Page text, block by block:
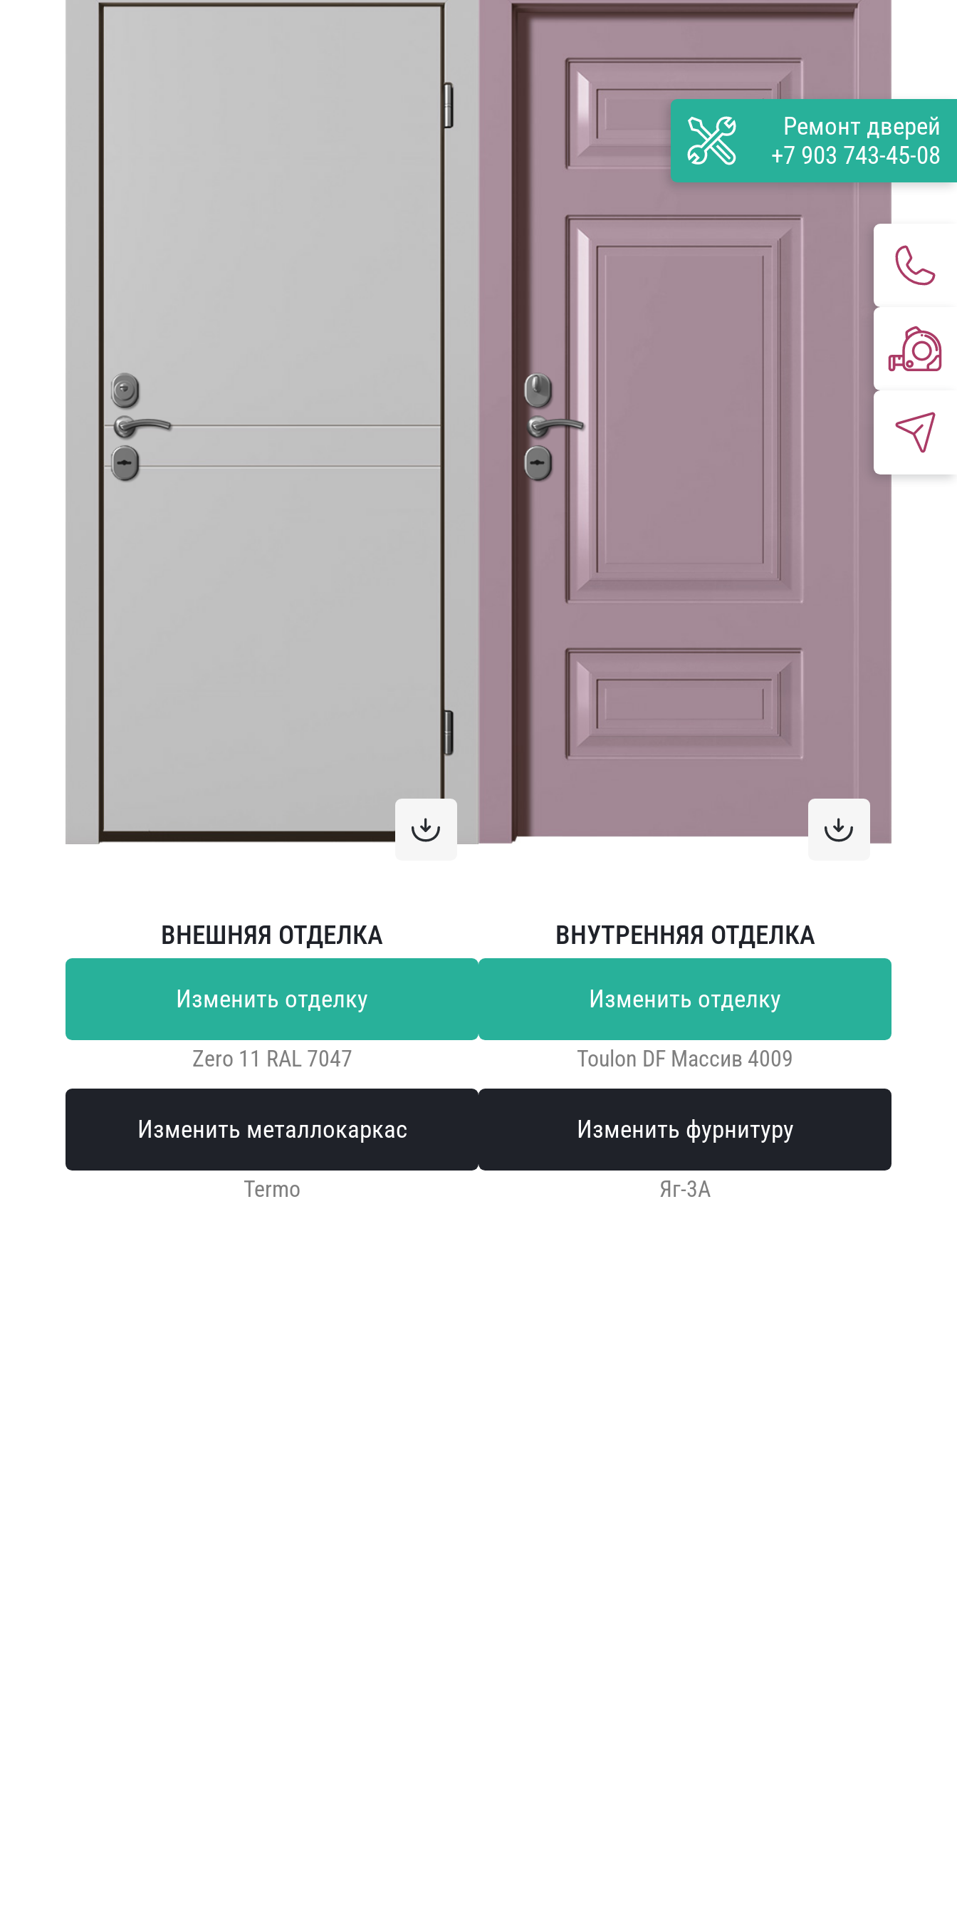
ВНЕШНЯЯ ОТДЕЛКА
Изменить отделку
Zero 11 RAL 7047
Изменить металлокаркас
Termo
ВНУТРЕННЯЯ ОТДЕЛКА
Изменить отделку
Toulon DF Массив 4009
Изменить фурнитуру
Яг-3А
Ремонт дверей
+7 903 743-45-08